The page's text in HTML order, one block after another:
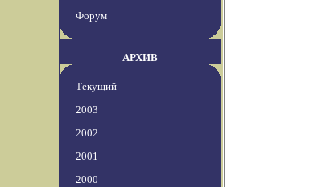
Форум
АРХИВ
Текущий
2003
2002
2001
2000